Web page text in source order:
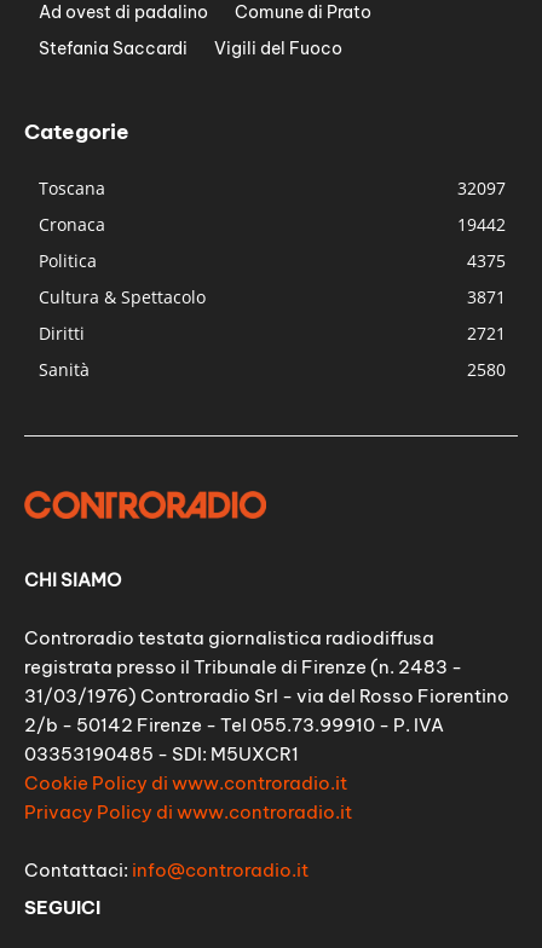
Ad ovest di padalino
Comune di Prato
Stefania Saccardi
Vigili del Fuoco
Categorie
Toscana
32097
Cronaca
19442
Politica
4375
Cultura & Spettacolo
3871
Diritti
2721
Sanità
2580
CHI SIAMO
Controradio testata giornalistica radiodiffusa
registrata presso il Tribunale di Firenze (n. 2483 -
31/03/1976) Controradio Srl - via del Rosso Fiorentino
2/b - 50142 Firenze - Tel 055.73.99910 - P. IVA
03353190485 - SDI: M5UXCR1
Cookie Policy di www.controradio.it
Privacy Policy di www.controradio.it
Contattaci: info@controradio.it
SEGUICI